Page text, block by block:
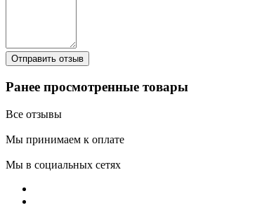
Ранее просмотренные товары
Все отзывы
Мы принимаем к оплате
Мы в социальных сетях